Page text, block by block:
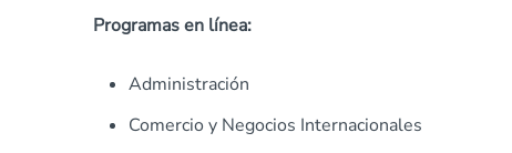
Programas en línea:
Administración
Comercio y Negocios Internacionales